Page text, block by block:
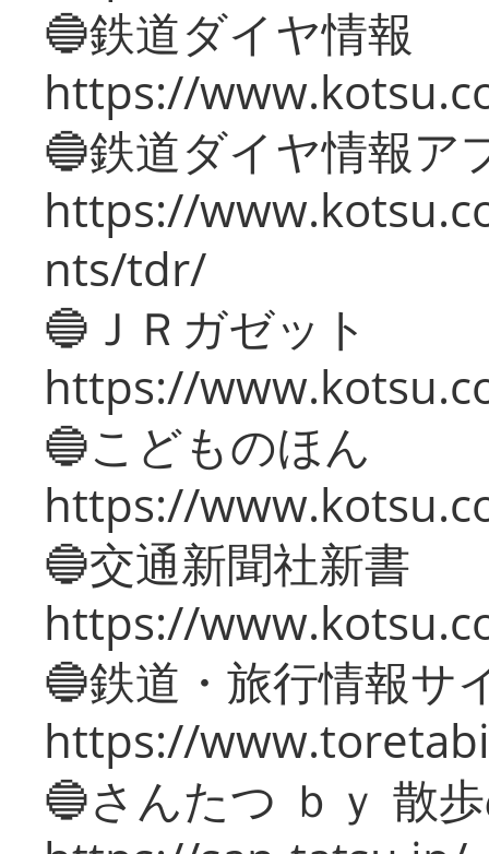
🔵鉄道ダイヤ情報
https://
🔵鉄道ダイヤ情報ア
https://
nts/tdr/
🔵ＪＲガゼット
https://
🔵こどものほん
https://
🔵交通新聞社新書
https://
🔵鉄道・旅行情報サ
https://
🔵さんたつ ｂｙ 散